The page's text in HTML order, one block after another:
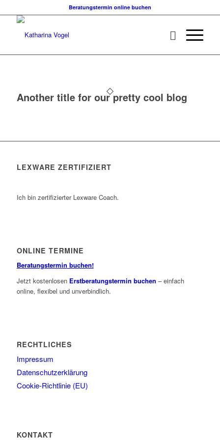
Beratungstermin online buchen
Another title for our pretty cool blog
LEXWARE ZERTIFIZIERT
Ich bin zertifizierter Lexware Coach.
ONLINE TERMINE
Beratungstermin buchen!
Jetzt kostenlosen Erstberatungstermin buchen – einfach
online, flexibel und unverbindlich.
RECHTLICHES
Impressum
Datenschutzerklärung
Cookie-Richtlinie (EU)
KONTAKT